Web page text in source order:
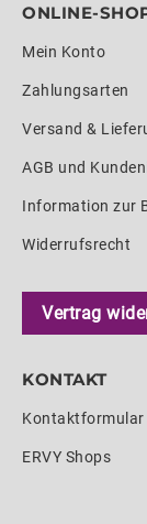
ONLINE-
Mein Konto
Zahlungsarten
Versand &
AGB und
Information zur
Widerrufsrecht
Vertrag
KONTAKT
Kontaktformular
ERVY Shops